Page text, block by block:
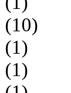
(10)
(1)
(1)